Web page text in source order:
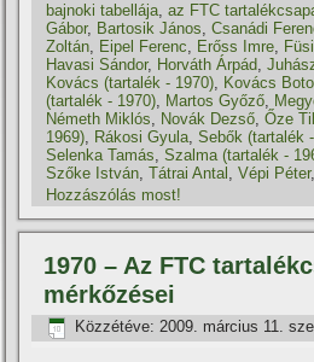
bajnoki tabellája,az FTC
Gábor, Bartosik János,Csanádi
Zoltán, Eipel Ferenc, Erőss Imre,
Havasi Sándor, Horváth Árpád,
Kovács (tartalék - 1970), Kovács
(tartalék - 1970), Martos Győző,
Németh Miklós, Novák Dezső,Őze
1969), Rákosi Gyula,Sebők (tartalék
Selenka Tamás,Szalma (tartalék -
Szőke István,Tátrai Antal ,Vépi Péter
Hozzászólás most!
1970 – Az FTC
mérkőzései
Közzétéve: 2009. március 11.